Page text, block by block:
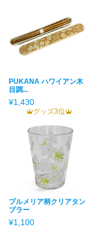
PUKANA ハワイアン木
目調...
¥1,430
グッズ3位
プルメリア柄クリアタン
ブラー
¥1,100